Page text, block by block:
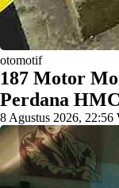
otomotif
187 Motor
Perdana
8 Agustus 2026, 22:56